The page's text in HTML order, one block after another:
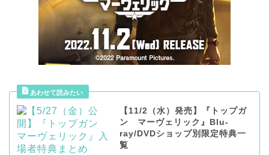
【11/2（水）発売】『トップガ
ン マーヴェリック』Blu-
ray/DVDショップ別限定特典一
覧